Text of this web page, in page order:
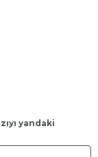
yandaki